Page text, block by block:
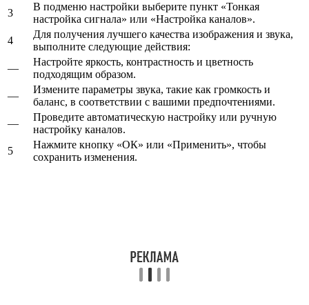
3
В подменю настройки выберите пункт «Тонкая
настройка сигнала» или «Настройка каналов».
4
Для получения лучшего качества изображения и звука,
выполните следующие действия:
—
Настройте яркость, контрастность и цветность
подходящим образом.
—
Измените параметры звука, такие как громкость и
баланс, в соответствии с вашими предпочтениями.
—
Проведите автоматическую настройку или ручную
настройку каналов.
5
Нажмите кнопку «ОК» или «Применить», чтобы
сохранить изменения.